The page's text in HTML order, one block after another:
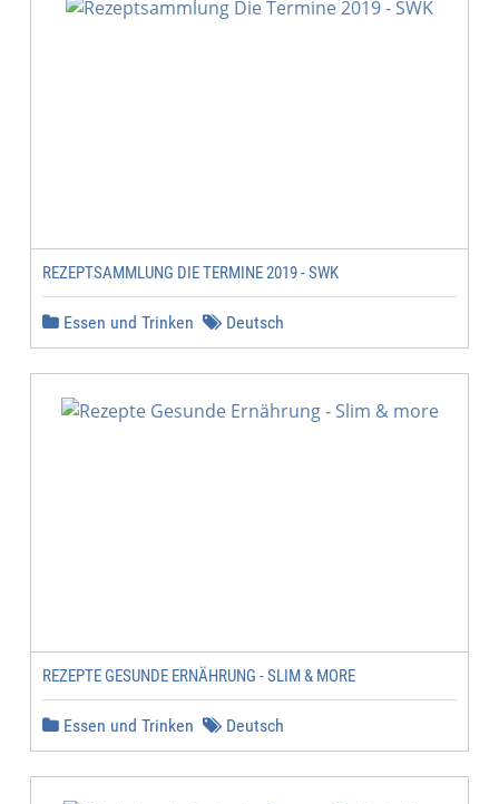
REZEPTSAMMLUNG DIE TERMINE 2019 - SWK
Essen und Trinken Deutsch
REZEPTE GESUNDE ERNÄHRUNG - SLIM & MORE
Essen und Trinken Deutsch